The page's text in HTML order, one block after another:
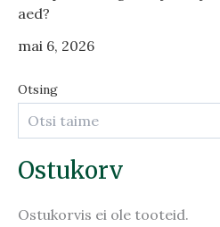
aed?
mai 6, 2026
Otsing
Ostukorv
Ostukorvis ei ole tooteid.